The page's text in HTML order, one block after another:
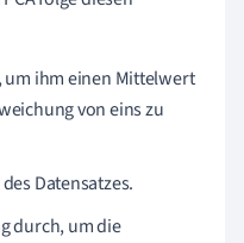
um ihm einen Mittelwert
von eins zu
Datensatzes.
durch, um die